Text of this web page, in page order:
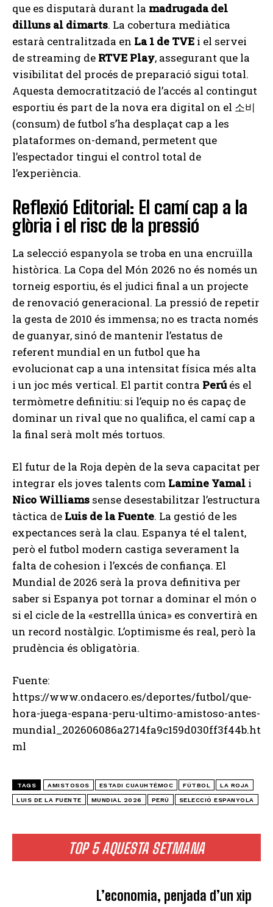
TOP 5 AQUESTA SETMANA
L’economia, penjada d’un xip
que es disputarà durant la madrugada del
dilluns al dimarts. La cobertura mediàtica
estarà centralitzada en La 1 de TVE i el servei
de streaming de RTVE Play, assegurant que la
visibilitat del procés de preparació sigui total.
Aquesta democratització de l’accés al contingut
esportiu és part de la nova era digital on el 소비
(consum) de futbol s’ha desplaçat cap a les
plataformes on-demand, permetent que
l’espectador tingui el control total de
l’experiència.
Reflexió Editorial: El camí cap a la
glòria i el risc de la pressió
La selecció espanyola se troba en una encruïlla
històrica. La Copa del Món 2026 no és només un
torneig esportiu, és el judici final a un projecte
de renovació generacional. La pressió de repetir
la gesta de 2010 és immensa; no es tracta només
de guanyar, sinó de mantenir l’estatus de
referent mundial en un futbol que ha
evolucionat cap a una intensitat física més alta
i un joc més vertical. El partit contra Perúés el
termòmetre definitiu: si l’equip no és capaç de
dominar un rival que no qualifica, el camí cap a
la final serà molt més tortuos.
El futur de la Roja depèn de la seva capacitat per
integrar els joves talents com Lamine Yamal i
Nico Williams sense desestabilitzar l’estructura
tàctica de Luis de la Fuente. La gestió de les
expectances serà la clau. Espanya té el talent,
però el futbol modern castiga severament la
falta de cohesion i l’excés de confiança. El
Mundial de 2026 serà la prova definitiva per
saber si Espanya pot tornar a dominar el món o
si el cicle de la «estrellla única» es convertirà en
un record nostàlgic. L’optimisme és real, però la
prudència és obligatòria.
Fuente:
https://www.ondacero.es/deportes/futbol/que-
hora-juega-espana-peru-ultimo-amistoso-antes-
mundial_202606086a2714fa9c159d030ff3f44b.ht
ml
TAGS AMISTOSOS ESTADI CUAUHTÉMOC FÚTBOL LA ROJA
LUIS DE LA FUENTE MUNDIAL 2026 PERÚ SELECCIÓ ESPANYOLA